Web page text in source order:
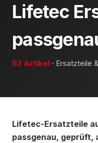
Lifetec
52 Artikel · Ersatzteile
Lifetec-Ersatzteile
passgenau, geprüft,